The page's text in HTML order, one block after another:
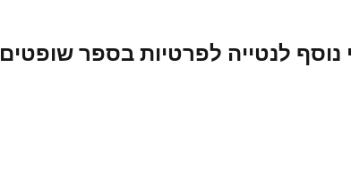
נוסף לנטייה לפרטיות בספר שופטים